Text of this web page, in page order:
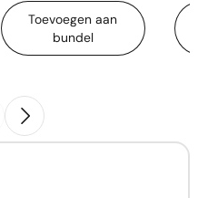
Toevoegen aan
bundel